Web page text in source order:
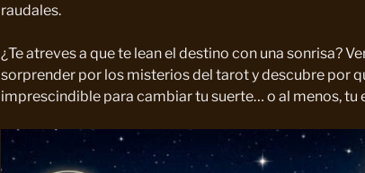
raudales.
¿Te atreves a que te lean el destino con una sonrisa?
sorprender por los misterios del tarot y descubre por
imprescindible para cambiar tu suerte… o al menos, tu